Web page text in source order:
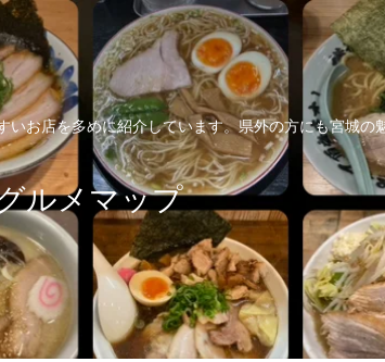
お店を多めに紹介しています。県外の方にも宮城の
ルメマップ